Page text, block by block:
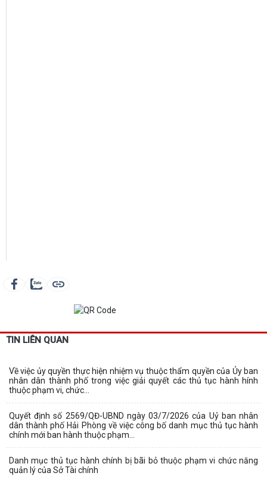
TIN LIÊN QUAN
Về việc ủy quyền thực hiện nhiệm vụ thuộc thẩm quyền của Ủy ban
nhân dân thành phố trong việc giải quyết các thủ tục hành hính
thuộc phạm vi, chức...
Quyết định số 2569/QĐ-UBND ngày 03/7/2026 của Uỷ ban nhân
dân thành phố Hải Phòng về việc công bố danh mục thủ tục hành
chính mới ban hành thuộc phạm...
Danh mục thủ tục hành chính bị bãi bỏ thuộc phạm vi chức năng
quản lý của Sở Tài chính